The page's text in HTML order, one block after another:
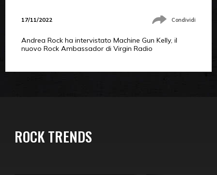
17/11/2022 Condividi
Andrea Rock ha intervistato Machine Gun Kelly, il
nuovo Rock Ambassador di Virgin Radio
ROCK TRENDS